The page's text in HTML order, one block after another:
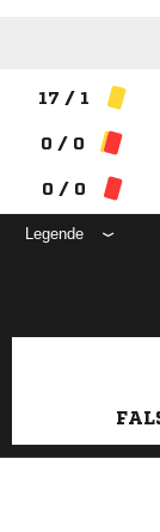
17 / 1
0 / 0
0 / 0
Legende